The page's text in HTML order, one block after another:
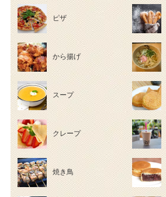
ピザ
から揚げ
スープ
クレープ
焼き鳥